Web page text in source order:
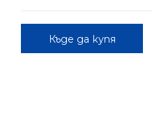
Къде да купя